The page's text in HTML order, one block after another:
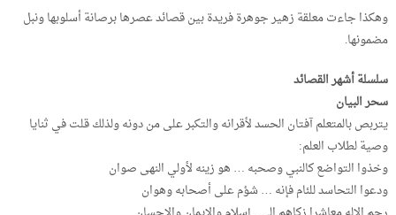
وهكذا جاءت معلقة زهير جوهرة فريدة بين قصائد عصرها برصانة أسلوبها ونبل
مضمونها.
سلسلة أشهر القصائد
سحر البيان
يتربص بالمتعلم آفتان الحسد لأقرانه والتكبر على من دونه ولذلك قلت في ثنايا
وصية لطلاب العلم:
وخذوا التواضع كالنبي وصحبه … هو زينه لأولي النهى صوان
ودعوا التحاسد للئام فإنه … شؤم على أصحابه وهوان